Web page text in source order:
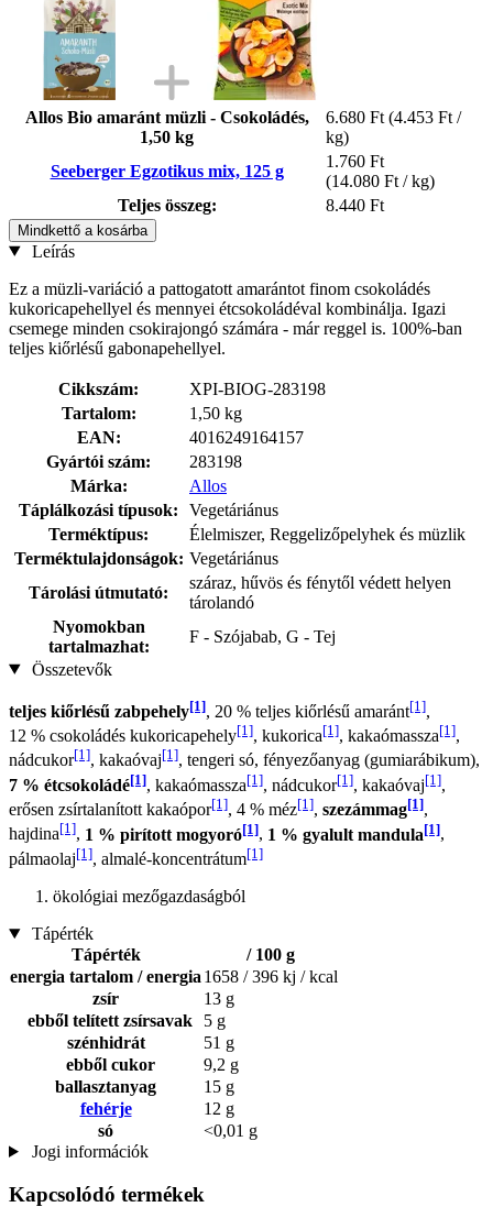
Allos Bio amaránt müzli - Csokoládés,
1,50 kg
6.680 Ft (4.453 Ft /
kg)
Seeberger Egzotikus mix, 125 g
1.760 Ft
(14.080 Ft / kg)
Teljes összeg:
8.440 Ft
Mindkettő a kosárba
Leírás
Ez a müzli-variáció a pattogatott amarántot finom csokoládés
kukoricapehellyel és mennyei étcsokoládéval kombinálja. Igazi
csemege minden csokirajongó számára - már reggel is. 100%-ban
teljes kiőrlésű gabonapehellyel.
Cikkszám:
XPI-BIOG-283198
Tartalom:
1,50 kg
EAN:
4016249164157
Gyártói szám:
283198
Márka:
Allos
Táplálkozási típusok:
Vegetáriánus
Terméktípus:
Élelmiszer, Reggelizőpelyhek és müzlik
Terméktulajdonságok: Vegetáriánus
Tárolási útmutató:
száraz, hűvös és fénytől védett helyen
tárolandó
Nyomokban
tartalmazhat:
F - Szójabab, G - Tej
Összetevők
teljes kiőrlésű zabpehely[1], 20 % teljes kiőrlésű amaránt[1],
12 % csokoládés kukoricapehely[1], kukorica[1], kakaómassza[1],
nádcukor[1], kakaóvaj[1], tengeri só, fényezőanyag (gumiarábikum),
7 % étcsokoládé[1], kakaómassza[1], nádcukor[1], kakaóvaj[1],
erősen zsírtalanított kakaópor[1], 4 % méz[1], szezámmag[1],
hajdina[1], 1 % pirított mogyoró[1], 1 % gyalult mandula[1],
pálmaolaj[1], almalé-koncentrátum[1]
ökológiai mezőgazdaságból
Tápérték
Tápérték
/ 100 g
energia tartalom / energia 1658 / 396 kj / kcal
zsír
13 g
ebből telített zsírsavak
5 g
szénhidrát
51 g
ebből cukor
9,2 g
ballasztanyag
15 g
fehérje
12 g
só
<0,01 g
Jogi információk
Kapcsolódó termékek